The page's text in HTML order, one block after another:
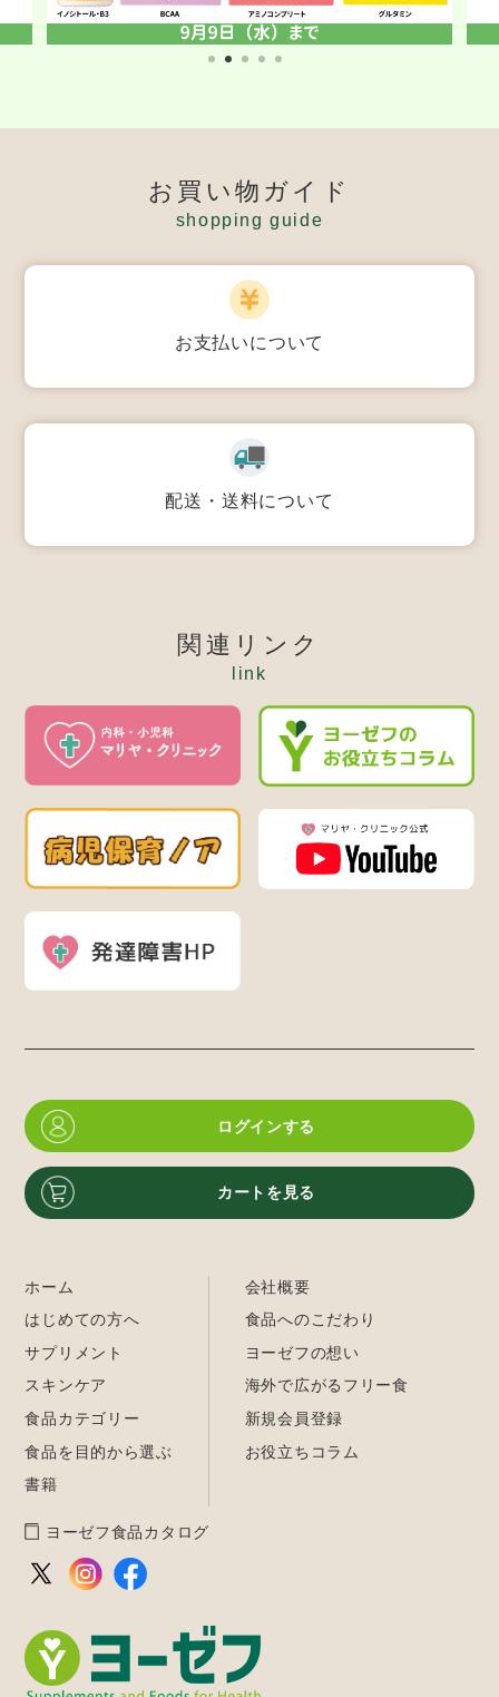
お買い物ガイド
shopping guide
お支払いについて
配送・送料について
関連リンク
link
ログインする
カートを見る
ホーム
はじめての方へ
サプリメント
スキンケア
食品カテゴリー
食品を目的から選ぶ
書籍
会社概要
食品へのこだわり
ヨーゼフの想い
海外で広がるフリー食
新規会員登録
お役立ちコラム
ヨーゼフ食品カタログ